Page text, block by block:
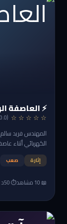
⚡ العاصفة
☆ ☆ ☆ ☆ ☆
(0.0)
المهندس فريد
الكهربائي أثناء
والمفتاح في جيبه.
قاتل. والعاصفة لن
إثارة صعب
📖 10 مشاهد ⏱️ 50د